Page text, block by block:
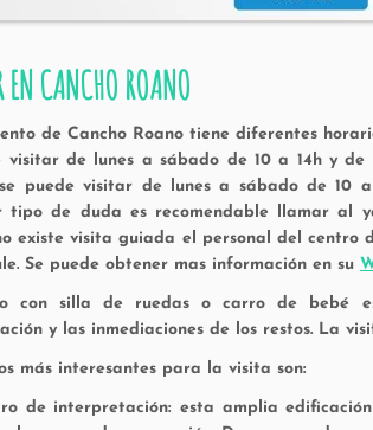
EN CANCHO ROANO
de Cancho Roano tiene diferentes
visitar de lunes a sábado de 10 a 14h y
puede visitar de lunes a sábado de 10
tipo de duda es recomendable llamar al
existe visita guiada el personal del centro
Se puede obtener mas información en su
con silla de ruedas o carro de bebé
y las inmediaciones de los restos. La
más interesantes para la visita son:
de interpretación: esta amplia